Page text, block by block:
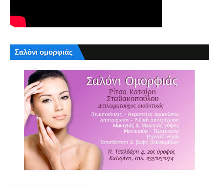
Σαλόνι ομορφιάς